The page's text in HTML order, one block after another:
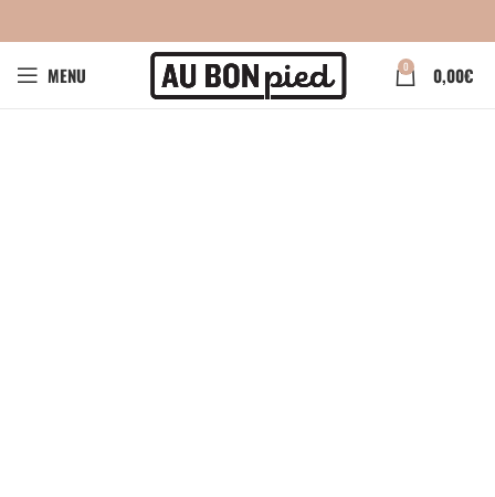
MENU 0 0,00€